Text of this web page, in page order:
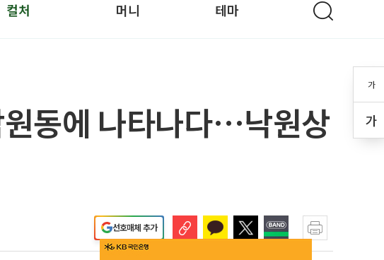
가
가
컬처 머니 테마
동에 나타나다…낙원상
선호매체 추가